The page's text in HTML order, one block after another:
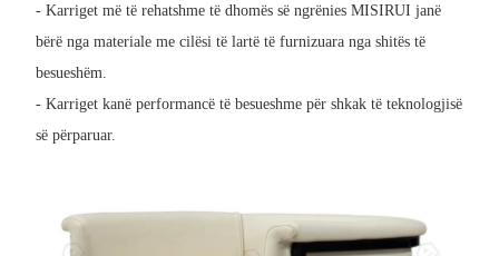
- Karriget më të rehatshme të dhomës së ngrënies MISIRUI janë
bërë nga materiale me cilësi të lartë të furnizuara nga shitës të
besueshëm.
- Karriget kanë performancë të besueshme për shkak të teknologjisë
së përparuar.